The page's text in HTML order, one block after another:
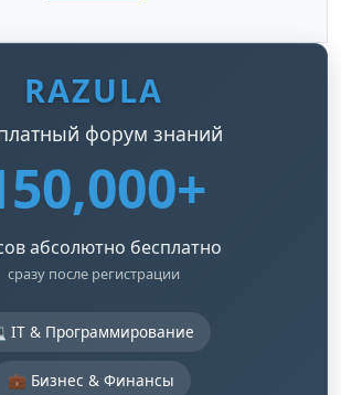
RAZULA
форум знаний
абсолютно бесплатно
сразу после регистрации
IT & Программирование
💼 Бизнес & Финансы